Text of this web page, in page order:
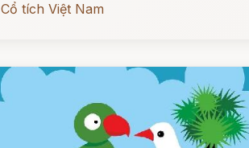
Cổ tích Việt Nam